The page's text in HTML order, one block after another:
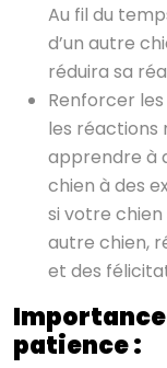
Au fil du
d’un autre
réduira sa
Renforcer
les réactions
apprendre à
chien à des
si votre
autre chien,
et des
Importance
patience :